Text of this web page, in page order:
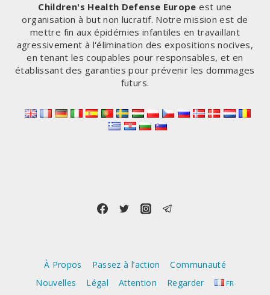
Children's Health Defense Europe est une
organisation à but non lucratif. Notre mission est de
mettre fin aux épidémies infantiles en travaillant
agressivement à l'élimination des expositions nocives,
en tenant les coupables pour responsables, et en
établissant des garanties pour prévenir les dommages
futurs.
À Propos Passez à l’action
Communauté
Nouvelles
Légal Attention Regarder FR